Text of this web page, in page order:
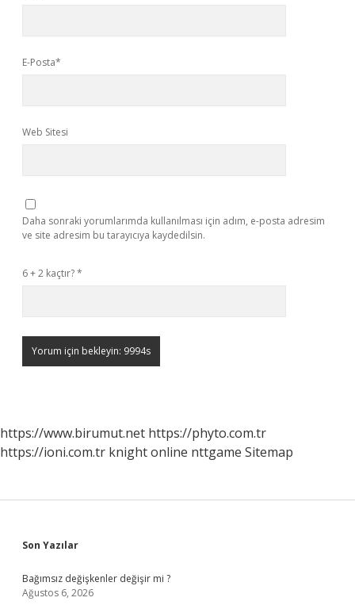
E-Posta*
Web Sitesi
Daha sonraki yorumlarımda kullanılması için adım, e-posta adresim
ve site adresim bu tarayıcıya kaydedilsin.
6 + 2 kaçtır?*
https://www.birumut.net https://phyto.com.tr
https://ioni.com.tr knight online nttgame Sitemap
Sidebar
Son Yazılar
Bağımsız değişkenler değişir mi ?
Ağustos 6, 2026